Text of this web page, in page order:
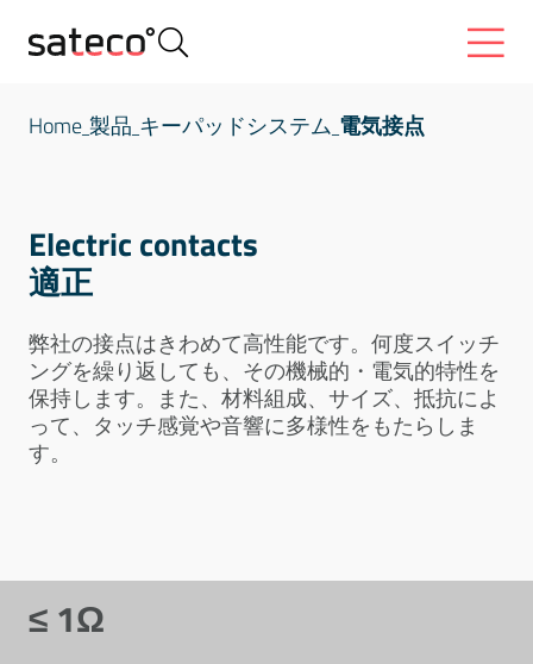
Home 製品 キーパッドシステム 電気接点
Electric contacts
適正
弊社の接点はきわめて高性能です。何度スイッチ
ングを繰り返しても、その機械的・電気的特性を
保持します。また、材料組成、サイズ、抵抗によ
って、タッチ感覚や音響に多様性をもたらしま
す。
≤ 1Ω